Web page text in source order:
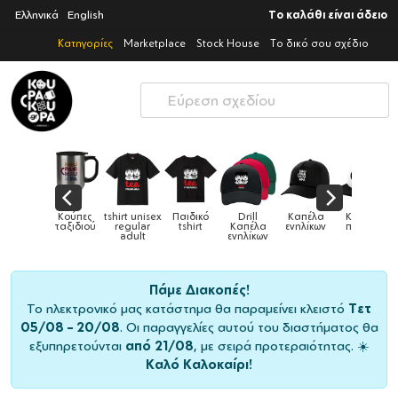
Ελληνικά English Το καλάθι είναι άδειο
Κατηγορίες Marketplace Stock House Το δικό σου σχέδιο
Κούπες
ταξιδιού
tshirt unisex
regular
adult
Παιδικό
tshirt
Drill
Καπέλα
ενηλίκων
Καπέλα
ενηλίκων
Καπέλα
παιδικά
Πάμε Διακοπές!
Το ηλεκτρονικό μας κατάστημα θα παραμείνει κλειστό Τετ
05/08 – 20/08. Οι παραγγελίες αυτού του διαστήματος θα
εξυπηρετούνται από 21/08, με σειρά προτεραιότητας. ☀️
Καλό Καλοκαίρι!